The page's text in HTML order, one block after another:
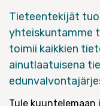
Tieteentekijät
yhteiskuntamme
toimii kaikkien
ainutlaatuisena
Tule kuuntelemaan